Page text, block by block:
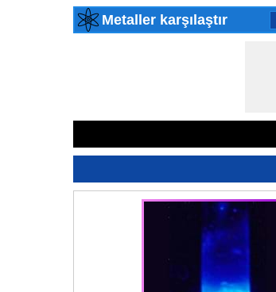
Metaller karşılaştır